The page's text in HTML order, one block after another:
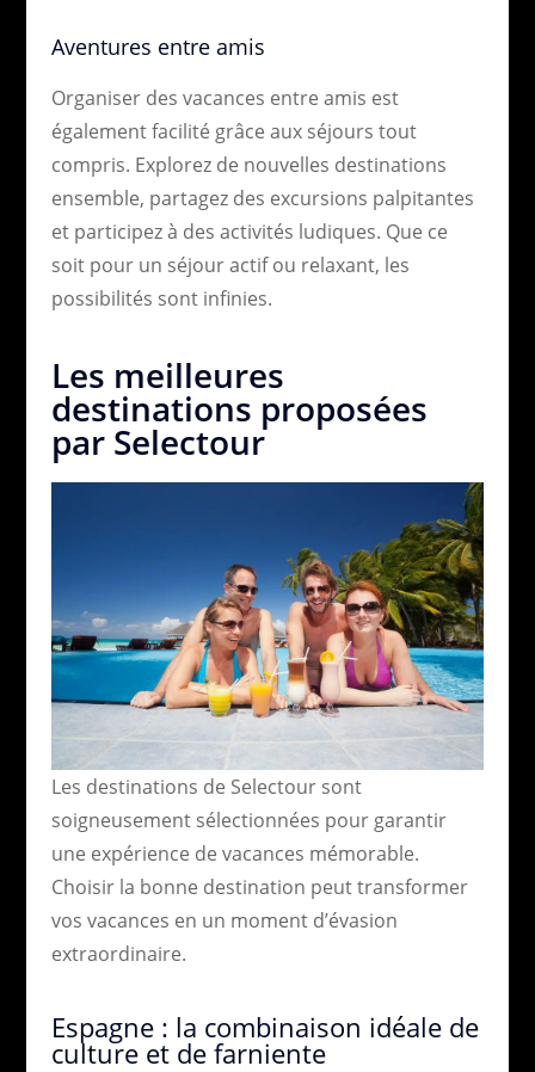
Aventures entre amis
Organiser des vacances entre amis est
également facilité grâce aux séjours tout
compris. Explorez de nouvelles destinations
ensemble, partagez des excursions palpitantes
et participez à des activités ludiques. Que ce
soit pour un séjour actif ou relaxant, les
possibilités sont infinies.
Les meilleures
destinations proposées
par Selectour
Les destinations de Selectour sont
soigneusement sélectionnées pour garantir
une expérience de vacances mémorable.
Choisir la bonne destination peut transformer
vos vacances en un moment d’évasion
extraordinaire.
Espagne : la combinaison idéale de
culture et de farniente